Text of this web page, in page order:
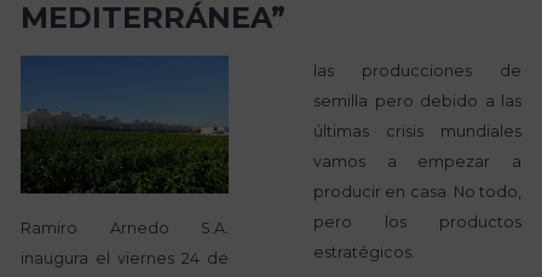
MEDITERRÁNEA”
Ramiro Arnedo S.A.
inaugura el viernes 24 de
las producciones de
semilla pero debido a las
últimas crisis mundiales
vamos a empezar a
producir en casa. No todo,
pero los productos
estratégicos.